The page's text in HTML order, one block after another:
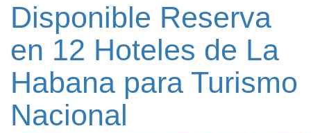
Disponible Reserva
en 12 Hoteles de La
Habana para Turismo
Nacional